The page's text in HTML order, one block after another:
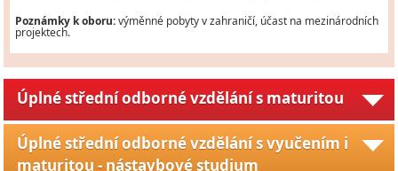
Poznámky k oboru:výměnné pobyty v zahraničí, účast na mezinárodních
projektech.
Úplné střední odborné vzdělání s maturitou
Úplné střední odborné vzdělání s vyučením i
maturitou - nástavbové studium